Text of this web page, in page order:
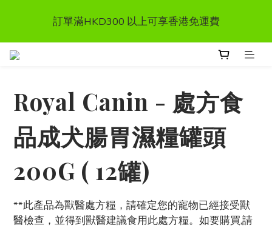
首次惠顧送$50 購物金  * (第二張訂單可享用, 不可與其
他優惠同時使用）
訂單滿HKD300 以上可享香港免運費
首次惠顧送$50 購物金  * (第二張訂單可享用, 不可與其
Royal Canin - 處方食
品成犬腸胃濕糧罐頭
200G ( 12罐)
**此產品為獸醫處方糧，請確定您的寵物已經接受獸
醫檢查，並得到獸醫建議食用此處方糧。如要購買,請